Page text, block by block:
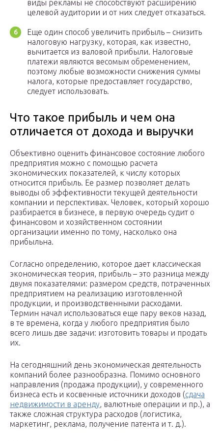
виды рекламы не способствуют расширению
целевой аудитории и от них следует отказаться.
Еще один способ увеличить прибыль – снизить
налоговую нагрузку, которая, как известно,
вычитается из валовой прибыли. Налоговые
платежи являются весомым обременением,
поэтому любые возможности снижения суммы
налога, которые предоставляет государство,
следует использовать.
Что такое прибыль и чем она
отличается от дохода и выручки
Объективно оценить финансовое состояние любого
предприятия можно с помощью расчета
экономических показателей, к числу которых
относится прибыль. Ее размер позволяет делать
выводы об эффективности текущей деятельности
компании и перспективах. Человек, который хорошо
разбирается в бизнесе, в первую очередь судит о
финансовом и хозяйственном состоянии
организации именно по тому, насколько она
прибыльна.
Согласно определению, которое дает классическая
экономическая теория, прибыль – это разница между
двумя показателями: размером средств, потраченных
предприятием на реализацию изготовленной
продукции, и производственными расходами.
Термин начал использоваться еще пару веков назад,
в те времена, когда у любого предприятия было
всего лишь две задачи: изготовить товары и продать
их.
На сегодняшний день экономическая деятельность
компаний более разнообразна. Помимо основного
направления (продажа продукции), у современного
бизнеса есть и косвенные источники доходов (сдача
недвижимости в аренду, валютные операции и пр.), а
также сложная структура расходов (логистика,
маркетинг, реклама, получение патента и т. д.).